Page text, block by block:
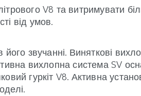
V8 та витримувати
від умов.
звучанні. Виняткові
вихлопна система SV
гуркіт V8. Активна